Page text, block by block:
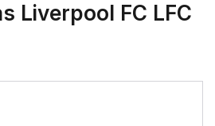
Liverpool FC LFC